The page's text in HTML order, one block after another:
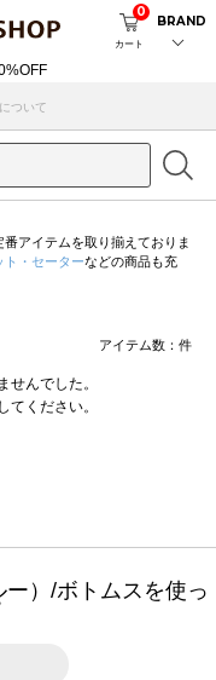
カート
0
BRAND
ついて
番アイテムを取り揃えておりま
ト・セーターなどの商品も充
アイテム数： 件
せんでした。
てください。
）/ボトムスを使っ